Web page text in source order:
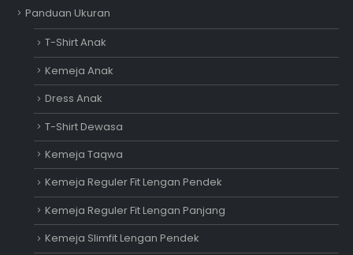
Panduan Ukuran
T-Shirt Anak
Kemeja Anak
Dress Anak
T-Shirt Dewasa
Kemeja Taqwa
Kemeja Reguler Fit Lengan Pendek
Kemeja Reguler Fit Lengan Panjang
Kemeja Slimfit Lengan Pendek